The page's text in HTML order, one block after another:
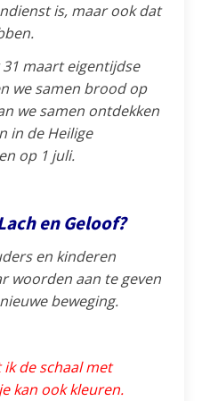
is, maar ook dat
maart eigentijdse
we samen brood op
we samen ontdekken
in de Heilige
op 1 juli.
en Geloof?
en kinderen
woorden aan te geven
beweging.
ik de schaal met
kan ook kleuren.